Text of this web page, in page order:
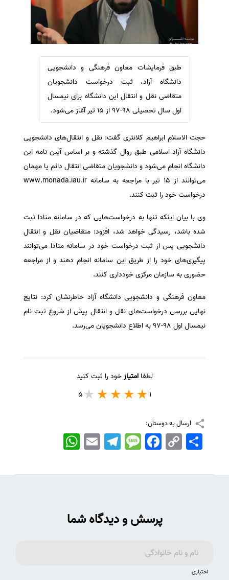
ترجمه عربی به فارسی
مشاهده همه زبان ها
سفارش ویرایش
سفارش پارافریز
سفارش فرمت‌بندی
سفارش کاهش کمیت
سفارش معرفی مجله
سفارش معرفی مقاله
سفارش معرفی کتاب
سفارش ترجمه مولتی‌مدیا
سفارش گویندگی
سفارش تولید محتوا
سفارش ترجمه همزمان
سفارش چکیده گرافیکی
سفارش تهیه کاورلتر
سفارش انگیزه‌نامه‌SOP
طبق فرمایشات معاون فرهنگی و دانشجویی
دانشگاه آزاد، ثبت درخواست‌ دانشجویان
متقاضی نقل و انتقال این دانشگاه برای نیمسال
اول سال تحصیلی ۹۸-۹۷ از ۱۵ تیر آغاز می‌شود.
حجت الاسلام ابراهیم کلانتری گفت: نقل و انتقال‌های دانشجویی
دانشگاه آزاد اسلامی طبق روال گذشته و بر اساس آیین نامه این
دانشگاه انجام می‌شود و دانشجویان متقاضی انتقال دائم یا مهمان
می‌توانند از ۱۵ تیر با مراجعه به سامانه www.monada.iau.ir
درخواست خود را ثبت کنند.
وی با بیان اینکه تنها به درخواست‌هایی که در سامانه منادا ثبت
شده باشد، رسیدگی خواهد شد، افزود: متقاضیان نقل و انتقال
دانشجویی پس از ثبت درخواست خود در سامانه منادا می‌توانند
پیگیری‌های خود را از طریق این سامانه انجام دهند و از مراجعه
حضوری به سازمان مرکزی خودداری کنند.
معاون فرهنگی و دانشجویی دانشگاه آزاد خاطرنشان کرد: نتایج
نهایی بررسی درخواست‌های نقل و انتقال پیش از شروع ثبت نام
نیمسال اول ۹۸-۹۷ به اطلاع دانشجویان می‌رسد.
لطفاامتیازخود را ثبت کنید
1
5
ارسال به دوستان:
WhatsApp EmailTelegramMessageFacebook Copy
Link
اشتراک
پرسش و دیدگاه شما
اختیاری